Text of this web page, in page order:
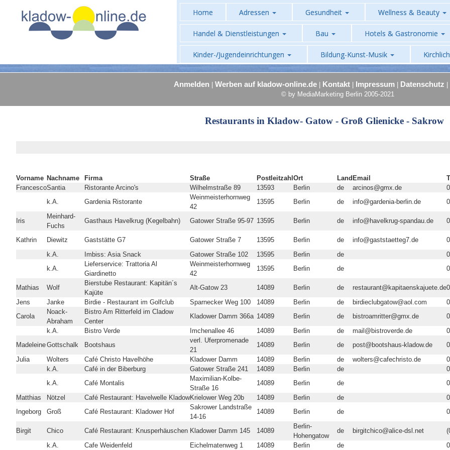
Home Adressen Gesundheit Wellness & Beauty
Handel & Dienstleistungen Bau Hotels & Gastronomie
Kinder-/Jugendeinrichtungen Bildung-Kunst-Musik
Anmelden Werben auf kladow-online.de Kontakt Impressum Datenschutz
© by MediaMarketing Berlin 2005-2021
Restaurants in Kladow- Gatow - Groß Glienicke - Sakrow
Vorname Nachname Firma Straße Postleitzahl Ort Land Email
FrancescoSantia Ristorante Arcino's Wilhelmstraße 89 13593 Berlin de arcinos@gmx.de
k.A.
Gardenia Ristorante
Weinmeisterhornweg
42
13595 Berlin de info@gardenia-berlin.de
Iris
Meinhard-
Fuchs
Gasthaus Havelkrug (Kegelbahn) Gatower Straße 95-97 13595 Berlin de info@havelkrug-spandau.de
Kathrin Diewitz Gaststätte G7 Gatower Straße 7 13595 Berlin de info@gaststaetteg7.de
k.A.
Imbiss: Asia Snack Gatower Straße 102 13595 Berlin de
k.A.
Lieferservice: Trattoria Al
Giardinetto
Weinmeisterhornweg
42
13595 Berlin de
Mathias Wolf
Bierstube Restaurant: Kapitän´s
Kajüte
Alt-Gatow 23 14089 Berlin de restaurant@kapitaenskajuete.de
Jens
Janke Birdie - Restaurant im Golfclub Sparnecker Weg 100 14089 Berlin de birdieclubgatow@aol.com
Carola
Noack-
Abraham
Bistro Am Ritterfeld im Cladow
Center
Kladower Damm 366a 14089 Berlin de bistroamritter@gmx.de
k.A.
Bistro Verde Imchenallee 46 14089 Berlin de mail@bistroverde.de
MadeleineGottschalk Bootshaus
verl. Uferpromenade
21
14089 Berlin de post@bootshaus-kladow.de
Julia
Wolters Café Christo Havelhöhe Kladower Damm 14089 Berlin de wolters@cafechristo.de
k.A.
Café in der Biberburg Gatower Straße 241 14089 Berlin de
k.A.
Café Montalis
Maximilian-Kolbe-
Straße 16
14089 Berlin de
Matthias
Nötzel Café Restaurant: Havelwelle KladowKrielower Weg 20b 14089 Berlin de
Ingeborg
Groß Café Restaurant: Kladower Hof
Sakrower Landstraße
14-16
14089 Berlin de
Birgit Chico Café Restaurant: Knusperhäuschen Kladower Damm 145 14089
Berlin-
Hohengatow
de birgitchico@alice-dsl.net
k.A.
Cafe Weidenfeld Eichelmatenweg 1 14089 Berlin de